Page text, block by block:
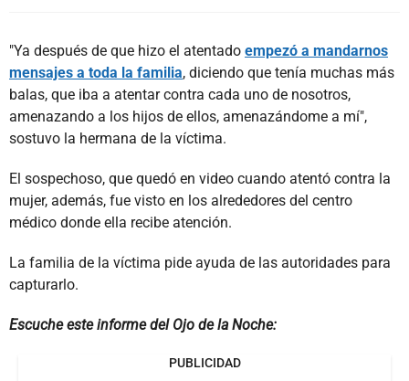
"Ya después de que hizo el atentado empezó a mandarnos
mensajes a toda la familia, diciendo que tenía muchas más
balas, que iba a atentar contra cada uno de nosotros,
amenazando a los hijos de ellos, amenazándome a mí",
sostuvo la hermana de la víctima.
El sospechoso, que quedó en video cuando atentó contra la
mujer, además, fue visto en los alrededores del centro
médico donde ella recibe atención.
La familia de la víctima pide ayuda de las autoridades para
capturarlo.
Escuche este informe del Ojo de la Noche:
PUBLICIDAD